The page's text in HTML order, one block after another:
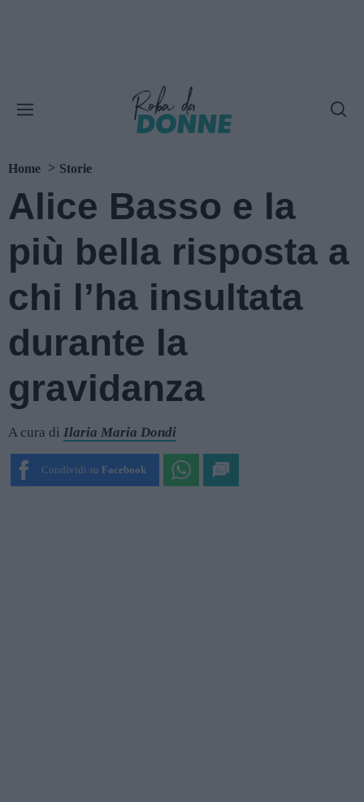
Home Storie
Alice Basso e la
più bella risposta a
chi l’ha insultata
durante la
gravidanza
A cura di Ilaria Maria Dondi
Condividi su Facebook